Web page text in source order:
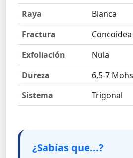
Raya
Blanca
Fractura
Concoidea
Exfoliación
Nula
Dureza
6,5-7 Mohs
Sistema
Trigonal
¿Sabías que...?